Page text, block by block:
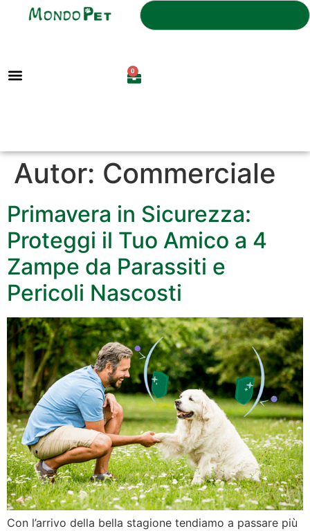
0
Autor: Commerciale
Primavera in Sicurezza:
Proteggi il Tuo Amico a 4
Zampe da Parassiti e
Pericoli Nascosti
Con l’arrivo della bella stagione tendiamo a passare più